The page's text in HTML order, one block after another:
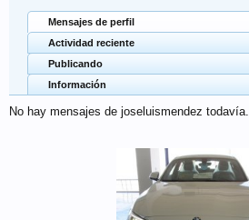
Mensajes de perfil
Actividad reciente
Publicando
Información
No hay mensajes de joseluismendez todavía.